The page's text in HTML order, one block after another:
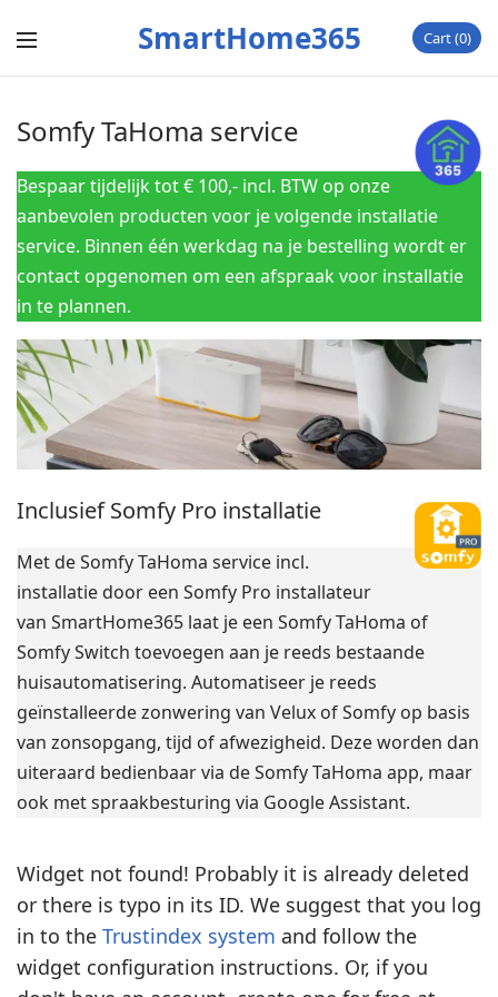
SmartHome365 Cart 0
Somfy TaHoma service
Bespaar tijdelijk tot € 100,- incl. BTW op onze
aanbevolen producten voor je volgende installatie
service. Binnen één werkdag na je bestelling wordt er
contact opgenomen om een afspraak voor installatie
in te plannen.
Inclusief Somfy Pro installatie
Met de Somfy TaHoma service incl.
installatie door een Somfy Pro installateur
van SmartHome365 laat je een Somfy TaHoma of
Somfy Switch toevoegen aan je reeds bestaande
huisautomatisering. Automatiseer je reeds
geïnstalleerde zonwering van Velux of Somfy op basis
van zonsopgang, tijd of afwezigheid. Deze worden dan
uiteraard bedienbaar via de Somfy TaHoma app, maar
ook met spraakbesturing via Google Assistant.
Widget not found! Probably it is already deleted
or there is typo in its ID. We suggest that you log
in to the Trustindex system and follow the
widget configuration instructions. Or, if you